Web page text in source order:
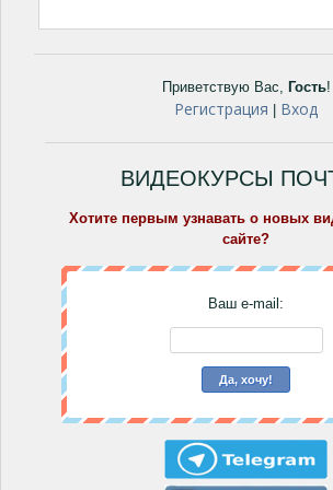
Приветствую Вас, Гость!
Регистрация Вход
ВИДЕОКУРСЫ
Хотите первым узнавать о новых
сайте?
Ваш e-mail: